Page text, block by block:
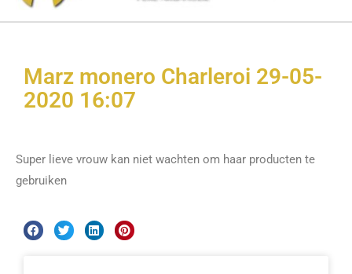
Marz monero Charleroi 29-05-
2020 16:07
Super lieve vrouw kan niet wachten om haar producten te
gebruiken